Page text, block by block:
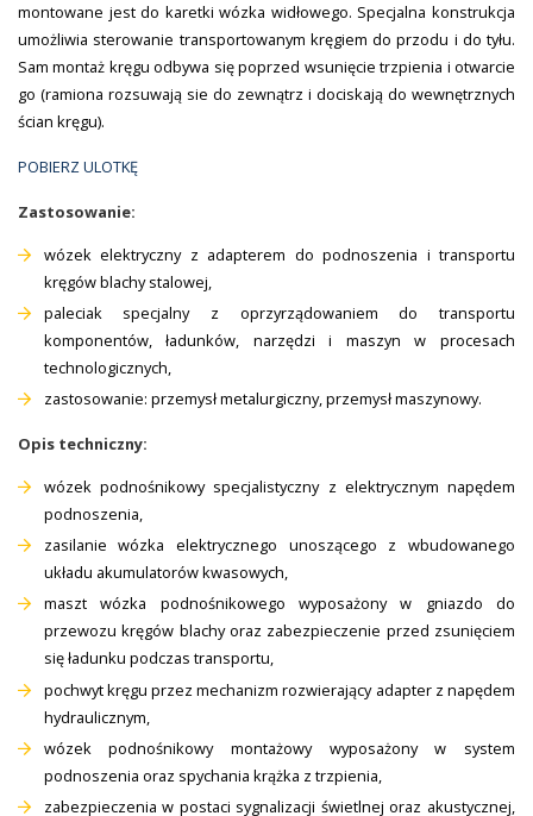
montowane jest do karetki wózka widłowego. Specjalna konstrukcja
umożliwia sterowanie transportowanym kręgiem do przodu i do tyłu.
Sam montaż kręgu odbywa się poprzed wsunięcie trzpienia i otwarcie
go (ramiona rozsuwają sie do zewnątrz i dociskają do wewnętrznych
ścian kręgu).
POBIERZ ULOTKĘ
Zastosowanie:
wózek elektryczny z adapterem do podnoszenia i transportu
kręgów blachy stalowej,
paleciak specjalny z oprzyrządowaniem do transportu
komponentów, ładunków, narzędzi i maszyn w procesach
technologicznych,
zastosowanie: przemysł metalurgiczny, przemysł maszynowy.
Opis techniczny:
wózek podnośnikowy specjalistyczny z elektrycznym napędem
podnoszenia,
zasilanie wózka elektrycznego unoszącego z wbudowanego
układu akumulatorów kwasowych,
maszt wózka podnośnikowego wyposażony w gniazdo do
przewozu kręgów blachy oraz zabezpieczenie przed zsunięciem
się ładunku podczas transportu,
pochwyt kręgu przez mechanizm rozwierający adapter z napędem
hydraulicznym,
wózek podnośnikowy montażowy wyposażony w system
podnoszenia oraz spychania krążka z trzpienia,
zabezpieczenia w postaci sygnalizacji świetlnej oraz akustycznej,